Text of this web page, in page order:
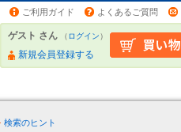
ご利用ガイド よくあるご質問
ゲスト さん （ログイン）
新規会員登録する
検索のヒント